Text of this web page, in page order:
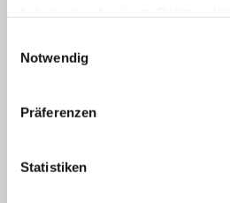
Notwendig
Präferenzen
Statistiken